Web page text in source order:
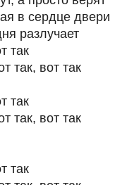
в сердце двери
разлучает
так
так, вот так
так
так, вот так
так